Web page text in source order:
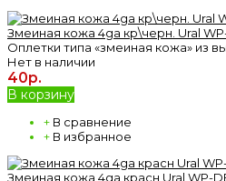
Змеиная кожа 4ga кр\черн. Ural
Оплетки типа «змеиная кожа» из
Нет в наличии
40р.
В корзину
+ В сравнение
+ В избранное
Змеиная кожа 4ga красн Ural WP-